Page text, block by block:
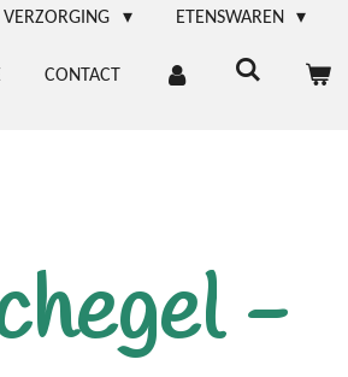
VERZORGING ETENSWAREN
CONTACT
-